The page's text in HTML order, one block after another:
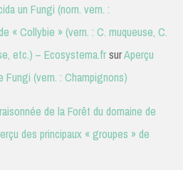
un Fungi (nom. vern. :
« Collybie » (vern. : C. muqueuse, C.
etc.) – Ecosystema.frsurAperçu
Fungi (vern. : Champignons)
de la Forêt du domaine de
des principaux « groupes » de